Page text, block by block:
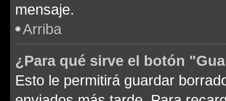
mensaje.
Arriba
¿Para qué sirve el botón
Esto le permitirá guardar